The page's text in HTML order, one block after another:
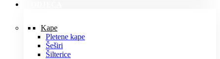
Kape
Pletene kape
Šeširi
Šilterice